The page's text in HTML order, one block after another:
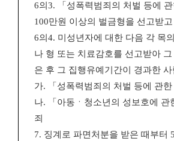
6의 3. 「 성폭력범죄의 처벌 등에
100만원 이상의 벌금형을 선고받
6의 4. 미성년자에 대한 다음 각 목
나 형 또는 치료감호를 선고받아
은 후 그 집행유예기간이 경과한
가. 「 성폭력범죄의 처벌 등에 관한
나. 「 아동ㆍ청소년의 성보호에 관
죄
7. 징계로 파면처분을 받은 때부터 5